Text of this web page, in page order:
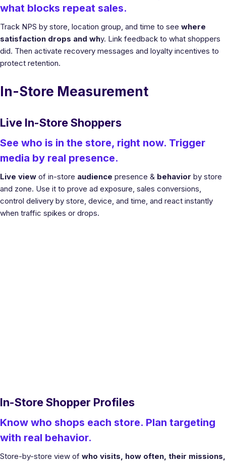
what blocks repeat sales.
Track NPS by store, location group, and time to see where
satisfaction drops and why. Link feedback to what shoppers
did. Then activate recovery messages and loyalty incentives to
protect retention.
In-Store Measurement
Live In-Store Shoppers
See who is in the store, right now. Trigger
media by real presence.
Live view of in-store audience presence & behavior by store
and zone. Use it to prove ad exposure, sales conversions,
control delivery by store, device, and time, and react instantly
when traffic spikes or drops.
In-Store Shopper Profiles
Know who shops each store. Plan targeting
with real behavior.
Store-by-store view of who visits, how often, their missions,